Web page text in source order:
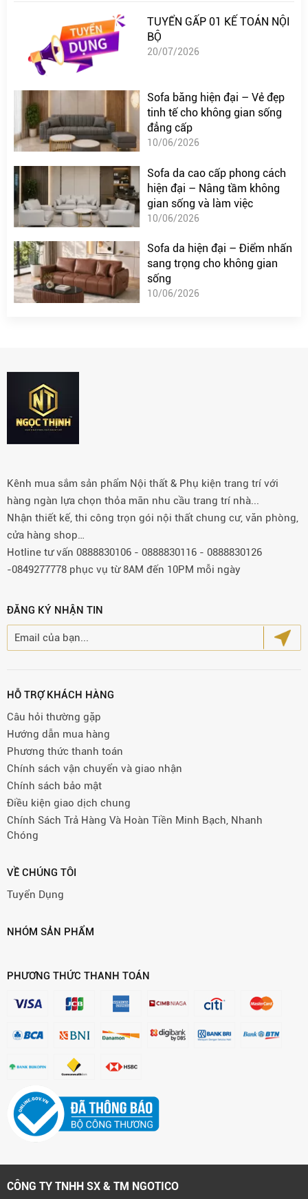
TUYỂN GẤP 01 KẾ TOÁN NỘI
BỘ
20/07/2026
Sofa băng hiện đại – Vẻ đẹp
tinh tế cho không gian sống
đẳng cấp
10/06/2026
Sofa da cao cấp phong cách
hiện đại – Nâng tầm không
gian sống và làm việc
10/06/2026
Sofa da hiện đại – Điểm nhấn
sang trọng cho không gian
sống
10/06/2026
Kênh mua sắm sản phẩm Nội thất & Phụ kiện trang trí với
hàng ngàn lựa chọn thỏa mãn nhu cầu trang trí nhà...
Nhận thiết kế, thi công trọn gói nội thất chung cư, văn phòng,
cửa hàng shop…
Hotline tư vấn 0888830106 - 0888830116 - 0888830126
-0849277778 phục vụ từ 8AM đến 10PM mỗi ngày
ĐĂNG KÝ NHẬN TIN
HỖ TRỢ KHÁCH HÀNG
Câu hỏi thường gặp
Hướng dẫn mua hàng
Phương thức thanh toán
Chính sách vận chuyển và giao nhận
Chính sách bảo mật
Điều kiện giao dịch chung
Chính Sách Trả Hàng Và Hoàn Tiền Minh Bạch, Nhanh
Chóng
VỀ CHÚNG TÔI
Tuyển Dụng
NHÓM SẢN PHẨM
PHƯƠNG THỨC THANH TOÁN
CÔNG TY TNHH SX & TM NGOTICO